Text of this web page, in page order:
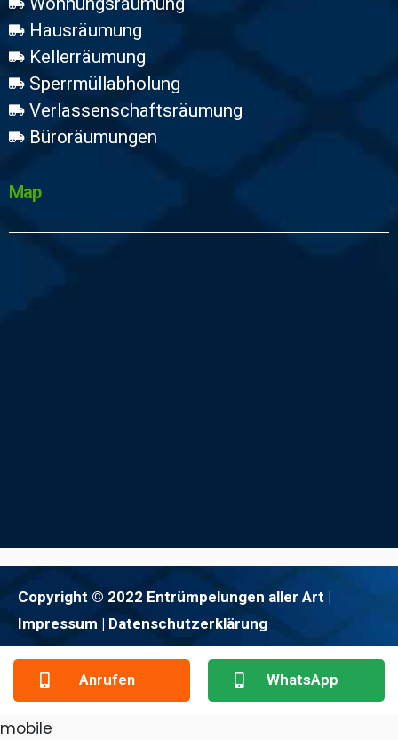
Hausräumung
Kellerräumung
Sperrmüllabholung
Verlassenschaftsräumung
Büroräumungen
Map
Copyright © 2022 Entrümpelungen aller Art |
Impressum | Datenschutzerklärung
Anrufen WhatsApp